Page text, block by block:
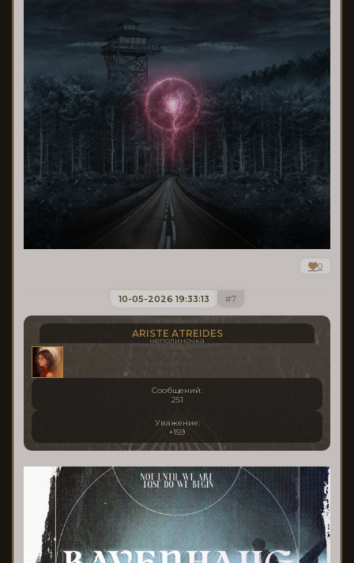
0
7
10-05-2026 19:33:13
ARISTE ATREIDES
неполиночка
Сообщений:
251
Уважение:
+159